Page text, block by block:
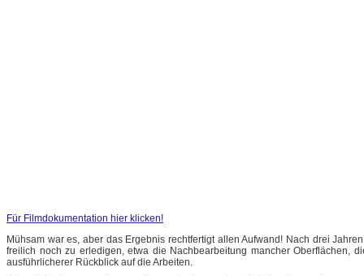
Für Filmdokumentation hier klicken!
Mühsam war es, aber das Ergebnis rechtfertigt allen Aufwand! Nach drei
freilich noch zu erledigen, etwa die Nachbearbeitung mancher Oberflächen,
ausführlicherer Rückblick auf die Arbeiten.